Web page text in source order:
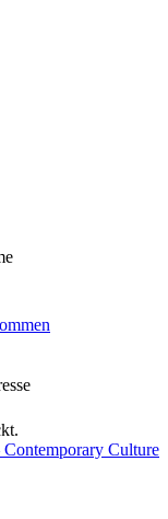
Culture